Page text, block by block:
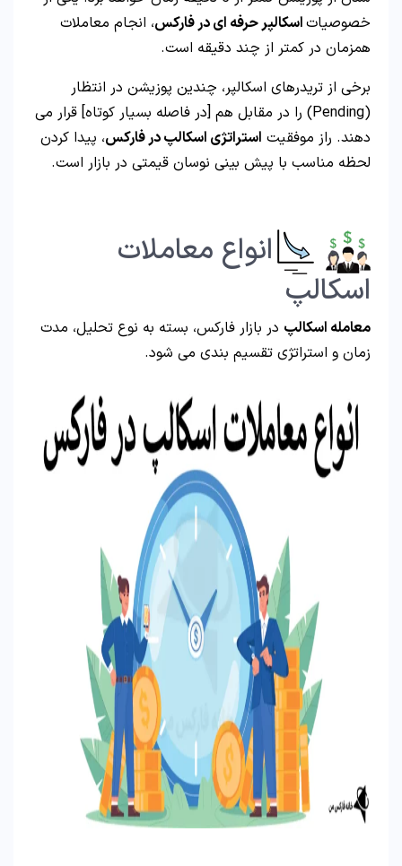
خصوصیاتاسکالپر حرفه ای در فارکس، انجام معاملات
همزمان در کمتر از چند دقیقه است.
برخی از تریدرهای اسکالپر، چندین پوزیشن در انتظار
(Pending) را در مقابل هم [در فاصله بسیار کوتاه] قرار می
دهند. راز موفقیت استراتژی اسکالپ در فارکس، پیدا کردن
لحظه مناسب با پیش بینی نوسان قیمتی در بازار است.
انواع معاملات
اسکالپ
معامله اسکالپ در بازار فارکس، بسته به نوع تحلیل، مدت
زمان و استراتژی تقسیم بندی می شود.